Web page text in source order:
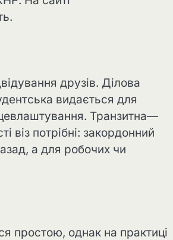
друзів. Ділова
видається для
Транзитна—
віз потрібні: закордонний
а для робочих чи
простою, однак на практиці